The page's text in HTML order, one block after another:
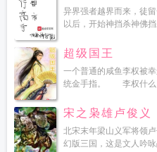
异界强者越界而来，徒
以后，开始神挡杀神佛
超级国王
一个普通的咸鱼李权被
统金手指。 李权什么
宋之枭雄卢俊义
北宋末年梁山义军将领
幻版三国，这是文人吟